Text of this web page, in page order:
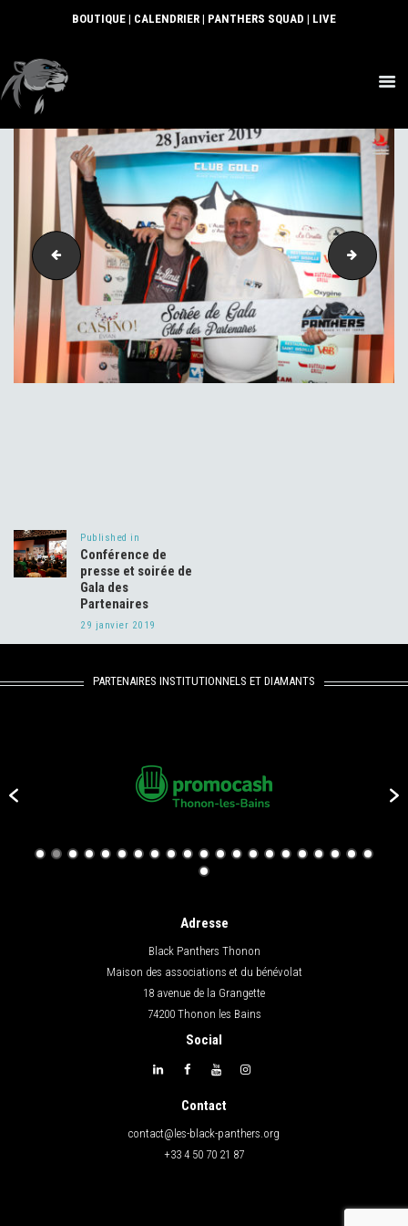
BOUTIQUE | CALENDRIER | PANTHERS SQUAD | LIVE
ACTUS
SECTIONS
CLUB
COMMUNAUTÉ
PARTENAIRES
CONTACT
346-2 004-3
l’article
Published in
post:
Conférence de
presse et soirée de
Gala des
Partenaires
29 janvier 2019
PARTENAIRES INSTITUTIONNELS ET DIAMANTS
Adresse
Black Panthers Thonon
Maison des associations et du bénévolat
18 avenue de la Grangette
74200 Thonon les Bains
Social
Contact
contact@les-black-panthers.org
+33 4 50 70 21 87